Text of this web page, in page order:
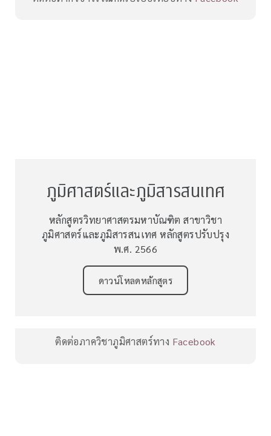
ภูมิศาสตร์และภูมิสารสนเทศ
หลักสูตรวิทยาศาสตรมหาบัณฑิต สาขาวิชา
ภูมิศาสตร์และภูมิสารสนเทศ หลักสูตรปรับปรุง
พ.ศ. 2566
ดาวน์โหลดหลักสูตร
ติดต่อภาควิชาภูมิศาสตร์ทาง Facebook